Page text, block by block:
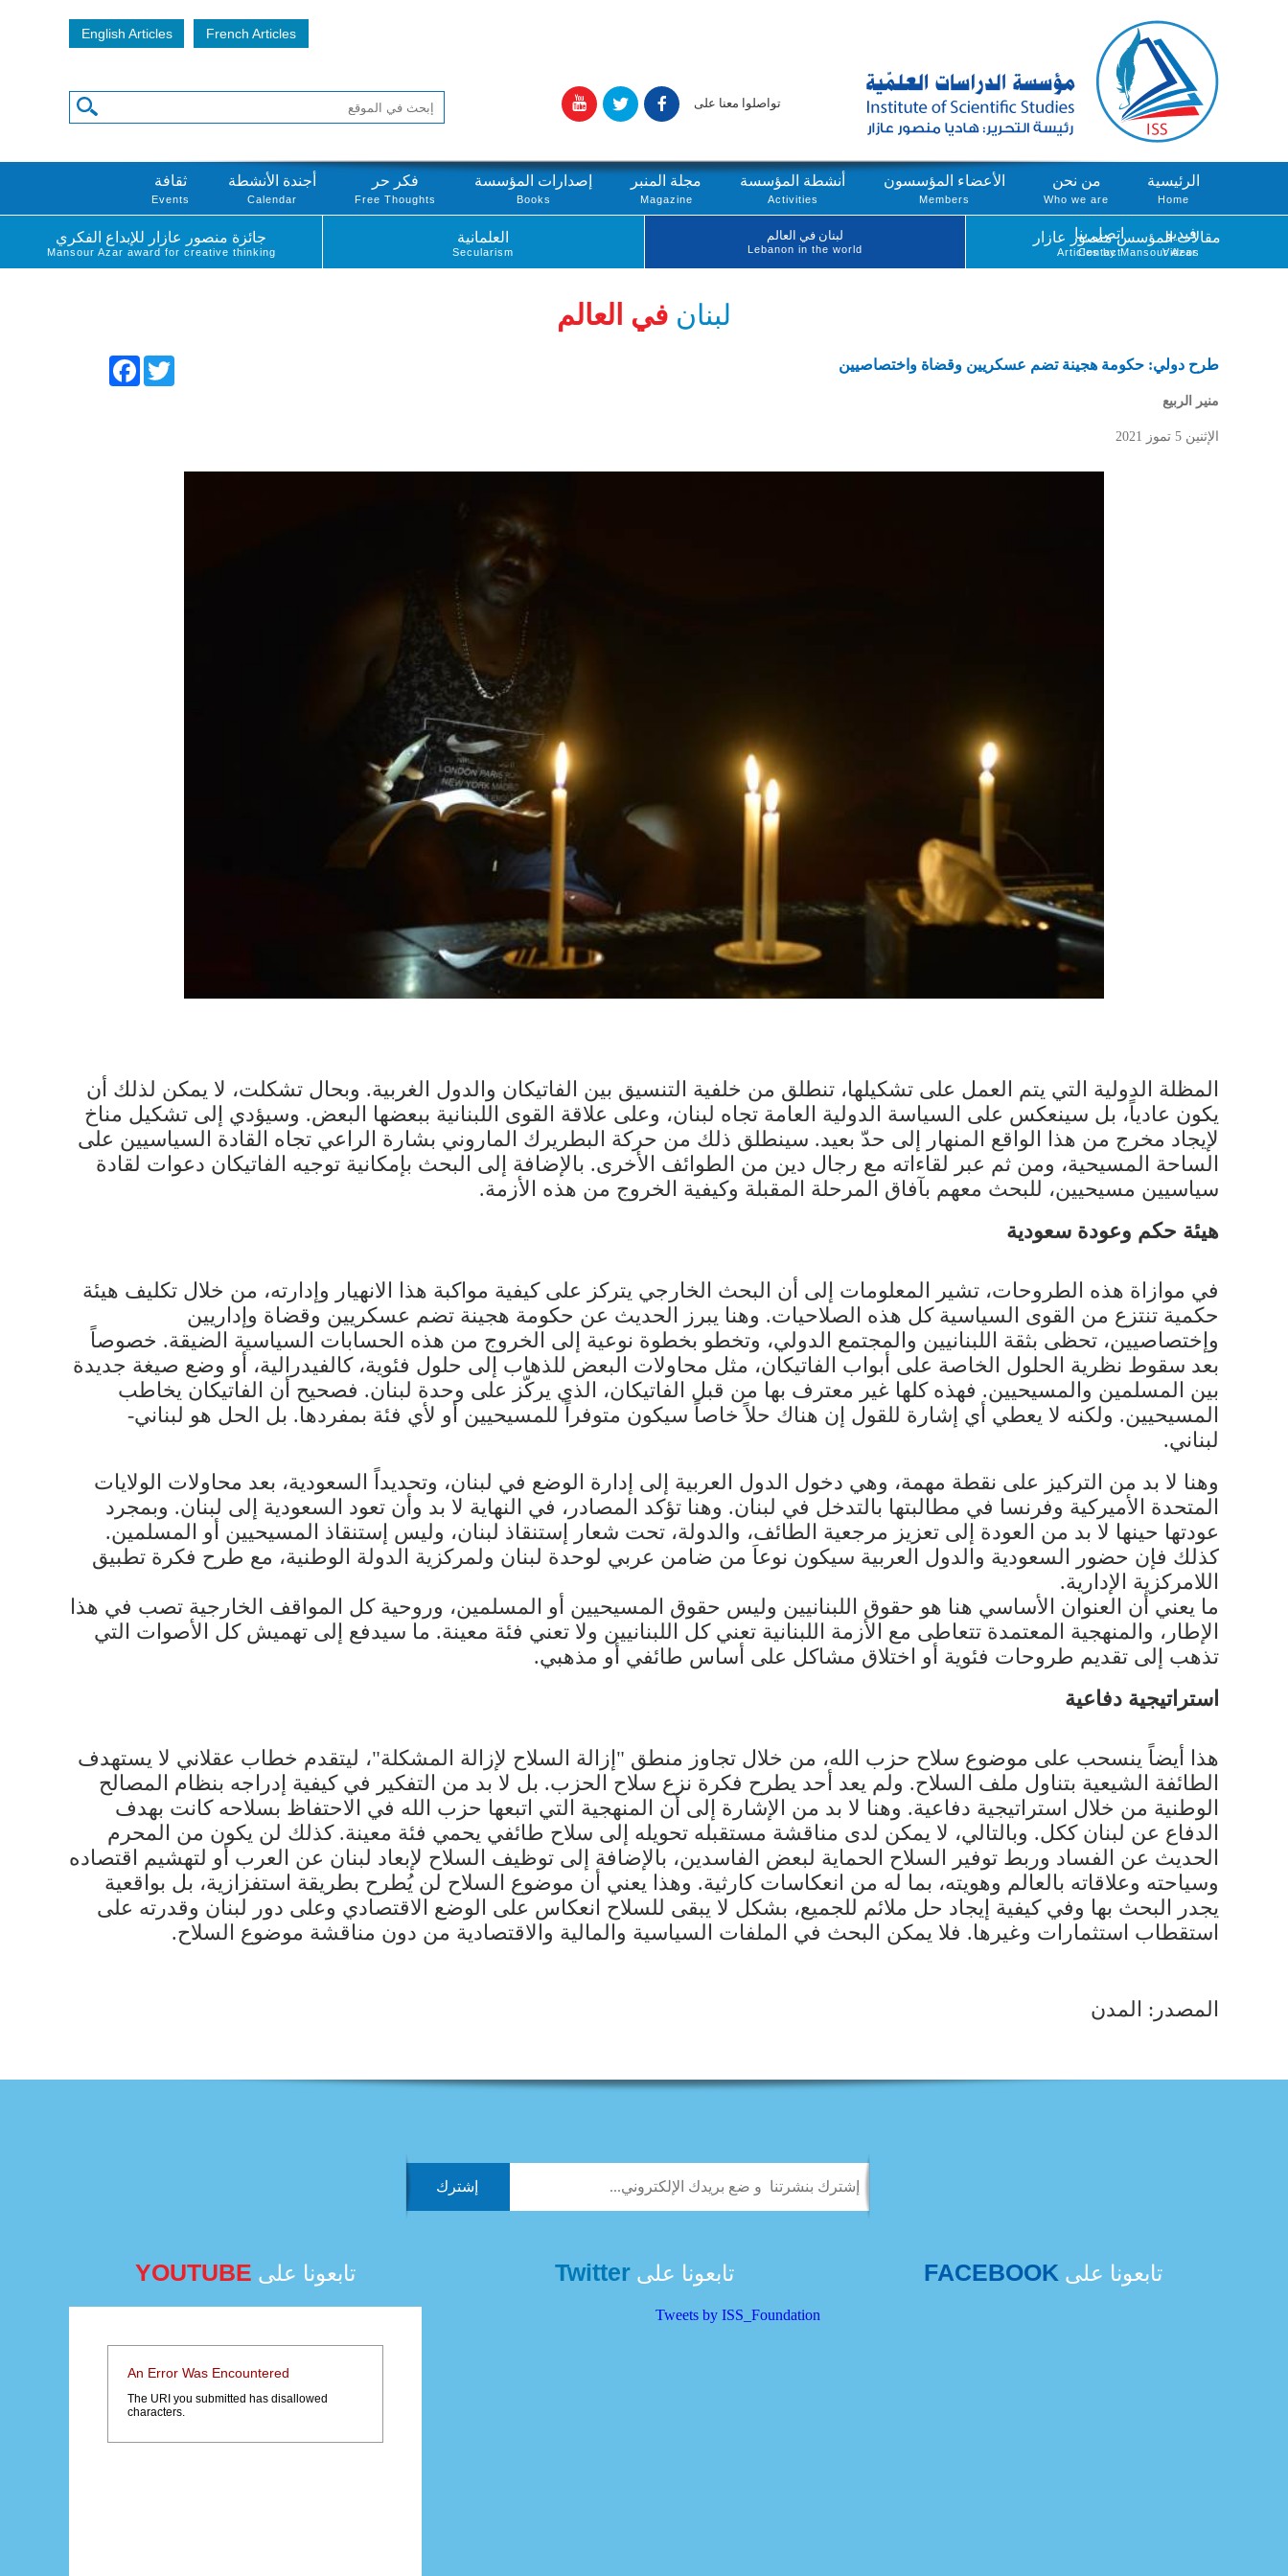
English Articles French Articles
تواصلوا معنا على
الرئيسية
Home
من نحن
Who we are
الأعضاء المؤسسون
Members
أنشطة المؤسسة
Activities
مجلة المنبر
Magazine
إصدارات المؤسسة
Books
فكر حر
Free Thoughts
أجندة الأنشطة
Calendar
ثقافة
Events
فيديو
Videos
اتصل بنا
Contact
مقالات المؤسس منصور عازار
Articles by Mansour Azar
لبنان في العالم
Lebanon in the world
العلمانية
Secularism
جائزة منصور عازار للإبداع الفكري
Mansour Azar award for creative thinking
لبنان في العالم
FacebookTwitter طرح دولي: حكومة هجينة تضم عسكريين وقضاة واختصاصيين
منير الربيع
الإثنين 5 تموز 2021
المظلة الدولية التي يتم العمل على تشكيلها، تنطلق من خلفية التنسيق بين الفاتيكان والدول الغربية. وبحال تشكلت، لا يمكن لذلك أن
يكون عادياً، بل سينعكس على السياسة الدولية العامة تجاه لبنان، وعلى علاقة القوى اللبنانية ببعضها البعض. وسيؤدي إلى تشكيل مناخ
لإيجاد مخرج من هذا الواقع المنهار إلى حدّ بعيد. سينطلق ذلك من حركة البطريرك الماروني بشارة الراعي تجاه القادة السياسيين على
الساحة المسيحية، ومن ثم عبر لقاءاته مع رجال دين من الطوائف الأخرى. بالإضافة إلى البحث بإمكانية توجيه الفاتيكان دعوات لقادة
سياسيين مسيحيين، للبحث معهم بآفاق المرحلة المقبلة وكيفية الخروج من هذه الأزمة.
هيئة حكم وعودة سعودية
في موازاة هذه الطروحات، تشير المعلومات إلى أن البحث الخارجي يتركز على كيفية مواكبة هذا الانهيار وإدارته، من خلال تكليف هيئة
حكمية تنتزع من القوى السياسية كل هذه الصلاحيات. وهنا يبرز الحديث عن حكومة هجينة تضم عسكريين وقضاة وإداريين
وإختصاصيين، تحظى بثقة اللبنانيين والمجتمع الدولي، وتخطو بخطوة نوعية إلى الخروج من هذه الحسابات السياسية الضيقة. خصوصاً
بعد سقوط نظرية الحلول الخاصة على أبواب الفاتيكان، مثل محاولات البعض للذهاب إلى حلول فئوية، كالفيدرالية، أو وضع صيغة جديدة
بين المسلمين والمسيحيين. فهذه كلها غير معترف بها من قبل الفاتيكان، الذي يركّز على وحدة لبنان. فصحيح أن الفاتيكان يخاطب
المسيحيين. ولكنه لا يعطي أي إشارة للقول إن هناك حلاً خاصاً سيكون متوفراً للمسيحيين أو لأي فئة بمفردها. بل الحل هو لبناني-
لبناني.
وهنا لا بد من التركيز على نقطة مهمة، وهي دخول الدول العربية إلى إدارة الوضع في لبنان، وتحديداً السعودية، بعد محاولات الولايات
المتحدة الأميركية وفرنسا في مطالبتها بالتدخل في لبنان. وهنا تؤكد المصادر، في النهاية لا بد وأن تعود السعودية إلى لبنان. وبمجرد
عودتها حينها لا بد من العودة إلى تعزيز مرجعية الطائف، والدولة، تحت شعار إستنقاذ لبنان، وليس إستنقاذ المسيحيين أو المسلمين.
كذلك فإن حضور السعودية والدول العربية سيكون نوعاَ من ضامن عربي لوحدة لبنان ولمركزية الدولة الوطنية، مع طرح فكرة تطبيق
اللامركزية الإدارية.
ما يعني أن العنوان الأساسي هنا هو حقوق اللبنانيين وليس حقوق المسيحيين أو المسلمين، وروحية كل المواقف الخارجية تصب في هذا
الإطار، والمنهجية المعتمدة تتعاطى مع الأزمة اللبنانية تعني كل اللبنانيين ولا تعني فئة معينة. ما سيدفع إلى تهميش كل الأصوات التي
تذهب إلى تقديم طروحات فئوية أو اختلاق مشاكل على أساس طائفي أو مذهبي.
استراتيجية دفاعية
هذا أيضاً ينسحب على موضوع سلاح حزب الله، من خلال تجاوز منطق "إزالة السلاح لإزالة المشكلة"، ليتقدم خطاب عقلاني لا يستهدف
الطائفة الشيعية بتناول ملف السلاح. ولم يعد أحد يطرح فكرة نزع سلاح الحزب. بل لا بد من التفكير في كيفية إدراجه بنظام المصالح
الوطنية من خلال استراتيجية دفاعية. وهنا لا بد من الإشارة إلى أن المنهجية التي اتبعها حزب الله في الاحتفاظ بسلاحه كانت بهدف
الدفاع عن لبنان ككل. وبالتالي، لا يمكن لدى مناقشة مستقبله تحويله إلى سلاح طائفي يحمي فئة معينة. كذلك لن يكون من المحرم
الحديث عن الفساد وربط توفير السلاح الحماية لبعض الفاسدين، بالإضافة إلى توظيف السلاح لإبعاد لبنان عن العرب أو لتهشيم اقتصاده
وسياحته وعلاقاته بالعالم وهويته، بما له من انعكاسات كارثية. وهذا يعني أن موضوع السلاح لن يُطرح بطريقة استفزازية، بل بواقعية
يجدر البحث بها وفي كيفية إيجاد حل ملائم للجميع، بشكل لا يبقى للسلاح انعكاس على الوضع الاقتصادي وعلى دور لبنان وقدرته على
استقطاب استثمارات وغيرها. فلا يمكن البحث في الملفات السياسية والمالية والاقتصادية من دون مناقشة موضوع السلاح.
المصدر: المدن
تابعونا على FACEBOOK تابعونا علىTwitter
Tweets by ISS_Foundation
تابعونا على YOUTUBE